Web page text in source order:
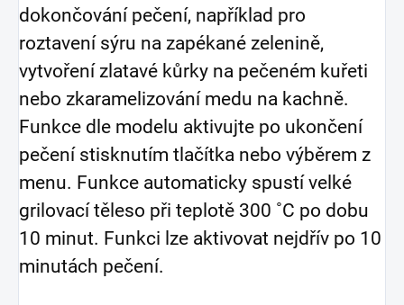
dokončování pečení, například pro
roztavení sýru na zapékané zelenině,
vytvoření zlatavé kůrky na pečeném kuřeti
nebo zkaramelizování medu na kachně.
Funkce dle modelu aktivujte po ukončení
pečení stisknutím tlačítka nebo výběrem z
menu. Funkce automaticky spustí velké
grilovací těleso při teplotě 300 ˚C po dobu
10 minut. Funkci lze aktivovat nejdřív po 10
minutách pečení.